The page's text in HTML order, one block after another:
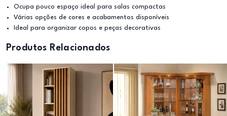
Ocupa pouco espaço ideal para salas compactas
Várias opções de cores e acabamentos disponíveis
Ideal para organizar copos e peças decorativas
Produtos Relacionados